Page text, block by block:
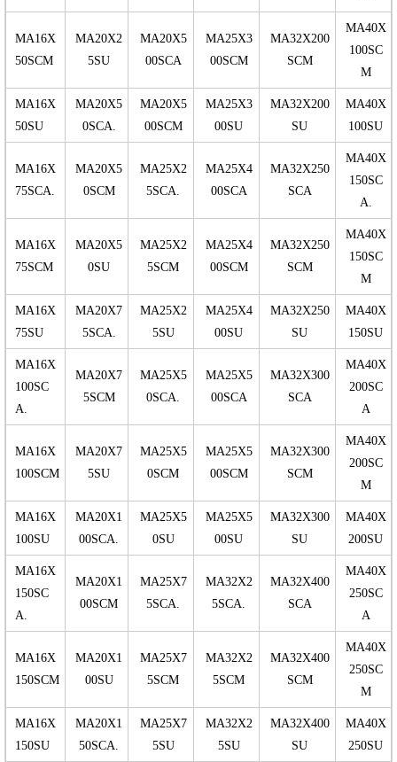
MA16X
50SCM
MA20X2
5SU
MA20X5
00SCA
MA25X3
00SCM
MA32X200
SCM
MA40X
100SC
M
MA16X
50SU
MA20X5
0SCA.
MA20X5
00SCM
MA25X3
00SU
MA32X200
SU
MA40X
100SU
MA16X
75SCA.
MA20X5
0SCM
MA25X2
5SCA.
MA25X4
00SCA
MA32X250
SCA
MA40X
150SC
A.
MA16X
75SCM
MA20X5
0SU
MA25X2
5SCM
MA25X4
00SCM
MA32X250
SCM
MA40X
150SC
M
MA16X
75SU
MA20X7
5SCA.
MA25X2
5SU
MA25X4
00SU
MA32X250
SU
MA40X
150SU
MA16X
100SC
A.
MA20X7
5SCM
MA25X5
0SCA.
MA25X5
00SCA
MA32X300
SCA
MA40X
200SC
A
MA16X
100SCM
MA20X7
5SU
MA25X5
0SCM
MA25X5
00SCM
MA32X300
SCM
MA40X
200SC
M
MA16X
100SU
MA20X1
00SCA.
MA25X5
0SU
MA25X5
00SU
MA32X300
SU
MA40X
200SU
MA16X
150SC
A.
MA20X1
00SCM
MA25X7
5SCA.
MA32X2
5SCA.
MA32X400
SCA
MA40X
250SC
A
MA16X
150SCM
MA20X1
00SU
MA25X7
5SCM
MA32X2
5SCM
MA32X400
SCM
MA40X
250SC
M
MA16X
150SU
MA20X1
50SCA.
MA25X7
5SU
MA32X2
5SU
MA32X400
SU
MA40X
250SU